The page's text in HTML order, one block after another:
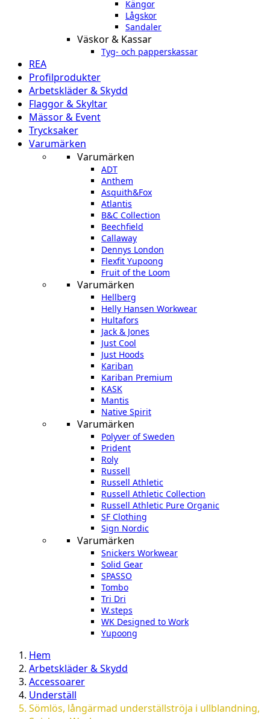
Kängor
Lågskor
Sandaler
Väskor & Kassar
Tyg- och papperskassar
REA
Profilprodukter
Arbetskläder & Skydd
Flaggor & Skyltar
Mässor & Event
Trycksaker
Varumärken
Varumärken
ADT
Anthem
Asquith&Fox
Atlantis
B&C Collection
Beechfield
Callaway
Dennys London
Flexfit Yupoong
Fruit of the Loom
Varumärken
Hellberg
Helly Hansen Workwear
Hultafors
Jack & Jones
Just Cool
Just Hoods
Kariban
Kariban Premium
KASK
Mantis
Native Spirit
Varumärken
Polyver of Sweden
Prident
Roly
Russell
Russell Athletic
Russell Athletic Collection
Russell Athletic Pure Organic
SF Clothing
Sign Nordic
Varumärken
Snickers Workwear
Solid Gear
SPASSO
Tombo
Tri Dri
W.steps
WK Designed to Work
Yupoong
Hem
Arbetskläder & Skydd
Accessoarer
Underställ
Sömlös, långärmad underställströja i ullblandning,